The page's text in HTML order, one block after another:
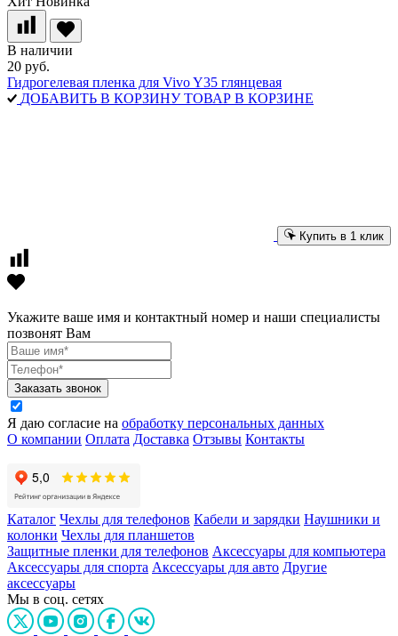
В наличии
20 руб.
Гидрогелевая пленка для Vivo Y35 глянцевая
ДОБАВИТЬ В КОРЗИНУ ТОВАР В КОРЗИНЕ
Купить в 1 клик
Укажите ваше имя и контактный номер и наши специалисты
позвонят Вам
Заказать звонок
Я даю согласие на обработку персональных данных
О компании Оплата Доставка Отзывы Контакты
Каталог Чехлы для телефонов Кабели и зарядки Наушники и
колонки Чехлы для планшетов
Защитные пленки для телефонов Аксессуары для компьютера
Аксессуары для спорта Аксессуары для авто Другие
аксессуары
Мы в соц. сетях